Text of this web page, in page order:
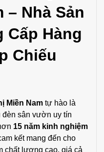
– Nhà Sản
Cấp Hàng
Chiếu
Miền Nam tự hào là
đèn sân vườn uy tín
15 năm kinh nghiệm
kết mang đến cho
chất lượng cao, giá cả